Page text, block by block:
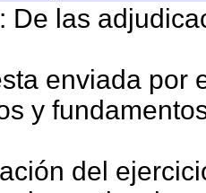
De las
enviada por
y
del